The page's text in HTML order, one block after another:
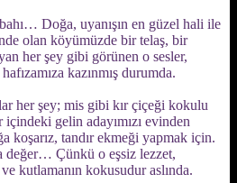
Doğa, uyanışın en güzel hali ile
olan köyümüzde bir telaş, bir
her şey gibi görünen o sesler,
kazınmış durumda.
her şey; mis gibi kır çiçeği kokulu
gelin adayımızı evinden
koşarız, tandır ekmeği yapmak için.
değer… Çünkü o eşsiz lezzet,
kutlamanın kokusudur aslında.